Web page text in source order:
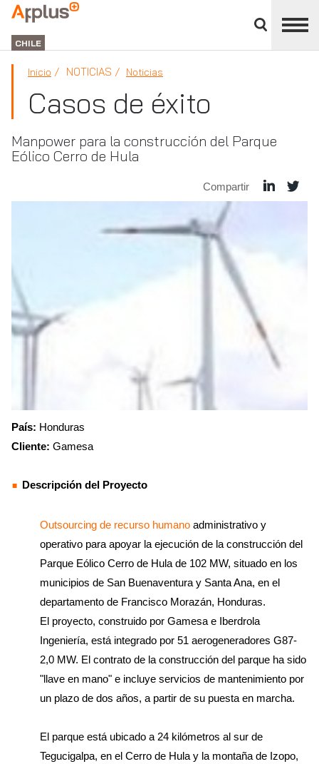
panel
APPLUS+
GROUP
CHILE
Inicio NOTICIAS Noticias
Casos de éxito
Manpower para la construcción del Parque
Eólico Cerro de Hula
Compartir
País: Honduras
Cliente: Gamesa
Descripción del Proyecto
Outsourcing de recurso humano administrativo y
operativo para apoyar la ejecución de la construcción del
Parque Eólico Cerro de Hula de 102 MW, situado en los
municipios de San Buenaventura y Santa Ana, en el
departamento de Francisco Morazán, Honduras.
El proyecto, construido por Gamesa e Iberdrola
Ingeniería, está integrado por 51 aerogeneradores G87-
2,0 MW. El contrato de la construcción del parque ha sido
"llave en mano" e incluye servicios de mantenimiento por
un plazo de dos años, a partir de su puesta en marcha.
El parque está ubicado a 24 kilómetros al sur de
Tegucigalpa, en el Cerro de Hula y la montaña de Izopo,